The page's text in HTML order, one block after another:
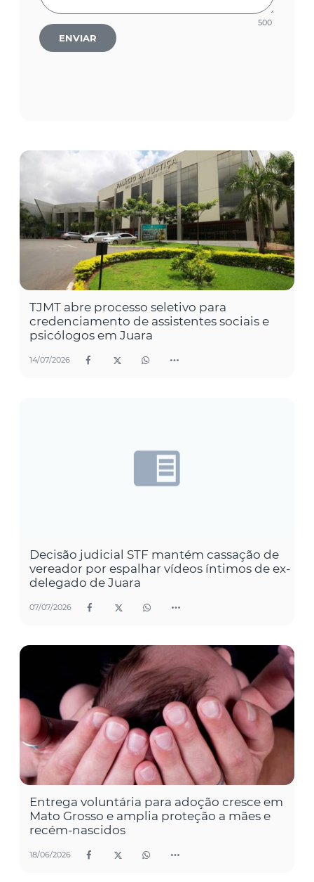
500
ENVIAR
TJMT abre processo seletivo para
credenciamento de assistentes sociais e
psicólogos em Juara
14/07/2026
Decisão judicial STF mantém cassação de
vereador por espalhar vídeos íntimos de ex-
delegado de Juara
07/07/2026
Entrega voluntária para adoção cresce em
Mato Grosso e amplia proteção a mães e
recém-nascidos
18/06/2026